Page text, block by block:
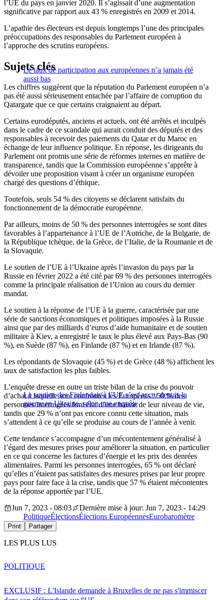
l’UE du pays en janvier 2020. Il s’agissait d’une augmentation
significative par rapport aux 43 % enregistrés en 2009 et 2014.
L’apathie des électeurs est depuis longtemps l’une des principales
préoccupations des responsables du Parlement européen à
l’approche des scrutins européens.
Le taux de participation aux européennes n’a jamais été
aussi bas
Sujets clés
Les chiffres suggèrent que la réputation du Parlement européen n’a
pas été aussi sérieusement entachée par l’affaire de corruption du
Qatargate que ce que certains craignaient au départ.
Certains eurodéputés, anciens et actuels, ont été arrêtés et inculpés
dans le cadre de ce scandale qui aurait conduit des députés et des
responsables à recevoir des paiements du Qatar et du Maroc en
échange de leur influence politique. En réponse, les dirigeants du
Parlement ont promis une série de réformes internes en matière de
transparence, tandis que la Commission européenne s’apprête à
dévoiler une proposition visant à créer un organisme européen
chargé des questions d’éthique.
Toutefois, seuls 54 % des citoyens se déclarent satisfaits du
fonctionnement de la démocratie européenne.
Par ailleurs, moins de 50 % des personnes interrogées se sont dites
favorables à l’appartenance à l’UE de l’Autriche, de la Bulgarie, de
la République tchèque, de la Grèce, de l’Italie, de la Roumanie et de
la Slovaquie.
Le soutien de l’UE à l’Ukraine après l’invasion du pays par la
Russie en février 2022 a été cité par 69 % des personnes interrogées
comme la principale réalisation de l’Union au cours du dernier
mandat.
Le soutien à la réponse de l’UE à la guerre, caractérisée par une
série de sanctions économiques et politiques imposées à la Russie
ainsi que par des milliards d’euros d’aide humanitaire et de soutien
militaire à Kiev, a enregistré le taux le plus élevé aux Pays-Bas (90
%), en Suède (87 %), en Finlande (87 %) et en Irlande (87 %).
Les répondants de Slovaquie (45 %) et de Grèce (48 %) affichent les
taux de satisfaction les plus faibles.
Le soutien des Finlandais à l’UE s’est accru depuis la
guerre en Ukraine, selon une enquête
L’enquête dresse en outre un triste bilan de la crise du pouvoir
d’achat à laquelle sont confrontés les Européens : 50 % des
personnes interrogées font état d’une baisse de leur niveau de vie,
tandis que 29 % n’ont pas encore connu cette situation, mais
s’attendent à ce qu’elle se produise au cours de l’année à venir.
Cette tendance s’accompagne d’un mécontentement généralisé à
l’égard des mesures prises pour améliorer la situation, en particulier
en ce qui concerne les factures d’énergie et les prix des denrées
alimentaires. Parmi les personnes interrogées, 65 % ont déclaré
qu’elles n’étaient pas satisfaites des mesures prises par leur propre
pays pour faire face à la crise, tandis que 57 % étaient mécontentes
de la réponse apportée par l’UE.
Jun 7, 2023 - 08:03
Dernière mise à jour: Jun 7, 2023 - 14:29
PolitiqueÉlectionsÉlections EuropéennesEurobaromètre
Print Partager
LES PLUS LUS
EXCLUSIF : L'Islande demande à Bruxelles de ne pas s'immiscer
POLITIQUE